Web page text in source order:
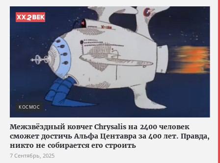
КОСМОС
Межзвёздный ковчег Chrysalis на 2400 человек
сможет достичь Альфа Центавра за 400 лет. Правда,
никто не собирается его строить
7 Сентябрь, 2025